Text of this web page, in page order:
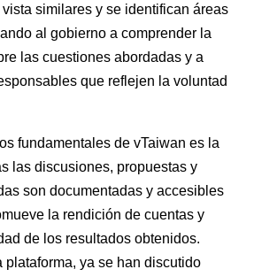
similares y se identifican áreas
al gobierno a comprender la
las cuestiones abordadas y a
que reflejen la voluntad
fundamentales de vTaiwan es la
las discusiones, propuestas y
son documentadas y accesibles
la rendición de cuentas y
de los resultados obtenidos.
plataforma, ya se han discutido